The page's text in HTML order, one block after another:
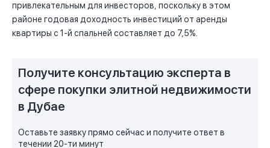
привлекательным для инвесторов, поскольку в этом
районе годовая доходность инвестиций от аренды
квартиры с 1-й спальней составляет до 7,5%.
Получите консультацию эксперта в
сфере покупки элитной недвижимости
в Дубае
Оставьте заявку прямо сейчас и получите ответ в
течении 20-ти минут